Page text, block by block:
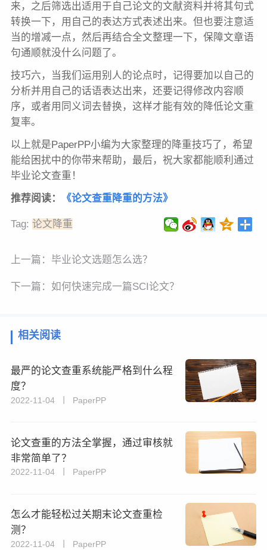
来，之后筛选出适用于自己论文的文献资料并将其句式
转换一下，用自己的表达方式表述出来。但也要注意适
当的增减一点，然后再结合全文整理一下，保障文章语
句通顺就没什么问题了。
技巧六，当我们运用别人的论点时，记得要加以自己的
分析并用自己的话语表达出来，还要记得修改内容顺
序，或者用同义词去替换，这样才能有效的降低论文重
复率。
以上就是PaperPP小编为大家整理的降重技巧了，希望
能给困扰中的你带来帮助，最后，祝大家都能顺利通过
毕业论文查重！
推荐阅读：
《论文查重降重的方法》
Tag: 论文降重
上一篇： 毕业论文选题怎么选？
下一篇： 如何快速完成一篇SCI论文？
相关阅读
最严的论文查重系统能严格到什么程
度？
2022-11-04 丨 PaperPP
论文查重的方法全掌握，通过审核就
非常简单了？
2022-11-04 丨 PaperPP
怎么才能轻松过关期末论文查重检
测？
2022-11-04 丨 PaperPP